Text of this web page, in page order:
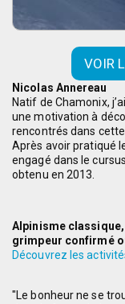
VOIR
Nicolas Annereau
Natif de Chamonix,
une motivation à
rencontrés dans
Après avoir pratiqué
engagé dans le
obtenu en 2013.
Alpinisme
grimpeur confirmé
Découvrez les
"Le bonheur ne se